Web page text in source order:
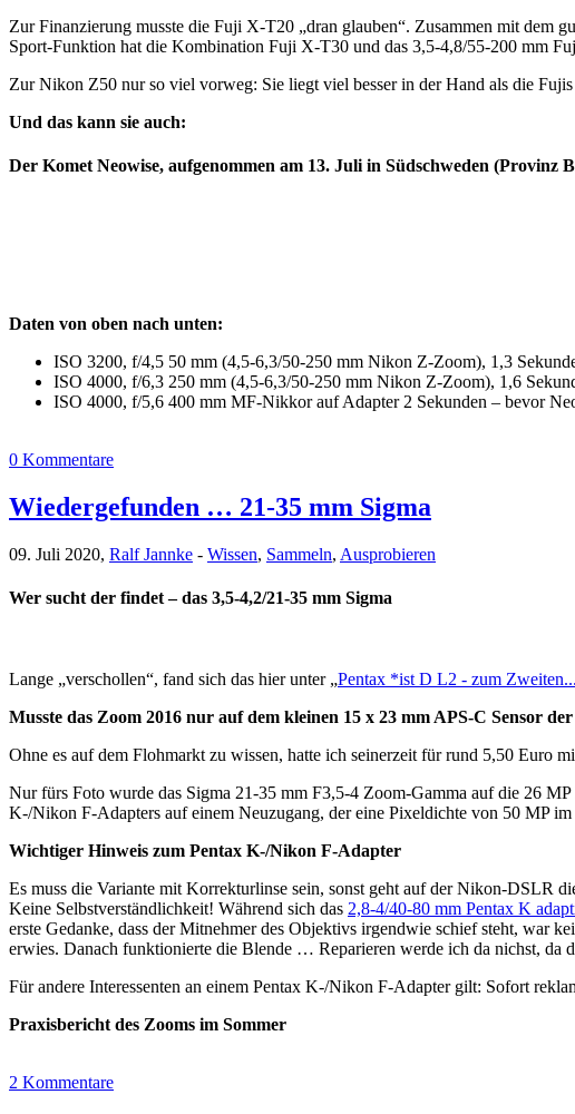
Zur Finanzierung musste die Fuji X-T20 „dran glauben“. Zusammen mit
Sport-Funktion hat die Kombination Fuji X-T30 und das 3,5-4,8/55-200 mm
Zur Nikon Z50 nur so viel vorweg: Sie liegt viel besser in der Hand als die
Und das kann sie auch:
Der Komet Neowise, aufgenommen am 13. Juli in Südschweden (Provinz
Daten von oben nach unten:
ISO 3200, f/4,5 50 mm (4,5-6,3/50-250 mm Nikon Z-Zoom), 1,3
ISO 4000, f/6,3 250 mm (4,5-6,3/50-250 mm Nikon Z-Zoom), 1,6
ISO 4000, f/5,6 400 mm MF-Nikkor auf Adapter 2 Sekunden – bevor
0 Kommentare
Wiedergefunden … 21-35 mm Sigma
09. Juli 2020, Ralf Jannke - Wissen, Sammeln, Ausprobieren
Wer sucht der findet – das 3,5-4,2/21-35 mm Sigma
Lange „verschollen“, fand sich das hier unter „Pentax *ist D L2 - zum Zweiten...
Musste das Zoom 2016 nur auf dem kleinen 15 x 23 mm APS-C Sensor
Ohne es auf dem Flohmarkt zu wissen, hatte ich seinerzeit für rund 5,50 Euro
Nur fürs Foto wurde das Sigma 21-35 mm F3,5-4 Zoom-Gamma auf die 26
K-/Nikon F-Adapters auf einem Neuzugang, der eine Pixeldichte von 50 MP
Wichtiger Hinweis zum Pentax K-/Nikon F-Adapter
Es muss die Variante mit Korrekturlinse sein, sonst geht auf der Nikon-DSLR
Keine Selbstverständlichkeit! Während sich das 2,8-4/40-80 mm Pentax K
erste Gedanke, dass der Mitnehmer des Objektivs irgendwie schief steht, war
erwies. Danach funktionierte die Blende … Reparieren werde ich da nichst, da
Für andere Interessenten an einem Pentax K-/Nikon F-Adapter gilt: Sofort
Praxisbericht des Zooms im Sommer
2 Kommentare